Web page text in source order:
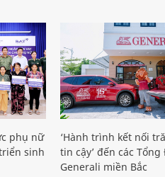
phụ nữ
sinh
‘Hành trình kết nối
tin cậy’ đến các
Generali miền Bắc